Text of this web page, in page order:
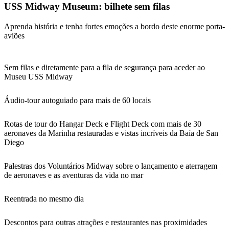
USS Midway Museum: bilhete sem filas
Aprenda história e tenha fortes emoções a bordo deste enorme porta-
aviões
Sem filas e diretamente para a fila de segurança para aceder ao
Museu USS Midway
Áudio-tour autoguiado para mais de 60 locais
Rotas de tour do Hangar Deck e Flight Deck com mais de 30
aeronaves da Marinha restauradas e vistas incríveis da Baía de San
Diego
Palestras dos Voluntários Midway sobre o lançamento e aterragem
de aeronaves e as aventuras da vida no mar
Reentrada no mesmo dia
Descontos para outras atrações e restaurantes nas proximidades